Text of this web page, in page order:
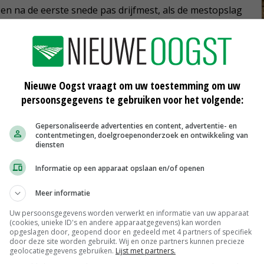
na de eerste snede pas drijfmest, als de mestopslag
productmanager veehouderij van Eurofins
de beste draagkracht met drijfmest die je kwijt
voor de stikstof- en zwavelvoorziening van het
uit drijfmest te corrigeren met 100 tot 150 kilo kali-
na de eerste snede. Hopelijk zijn de
snel als het kan een kunstmestgift toe te dienen. Hoe
en ook afhankelijk van de bodemvoorraad.
Het is belangrijk daarbij ook te letten op de zwavel.
Nieuwe Oogst vraagt om uw toestemming om uw
persoonsgegevens te gebruiken voor het volgende:
Gepersonaliseerde advertenties en content, advertentie- en
contentmetingen, doelgroepenonderzoek en ontwikkeling van
diensten
Informatie op een apparaat opslaan en/of openen
Meer informatie
Uw persoonsgegevens worden verwerkt en informatie van uw apparaat
(cookies, unieke ID's en andere apparaatgegevens) kan worden
opgeslagen door, geopend door en gedeeld met 4 partners of specifiek
door deze site worden gebruikt. Wij en onze partners kunnen precieze
geolocatiegegevens gebruiken. Lijst met partners.